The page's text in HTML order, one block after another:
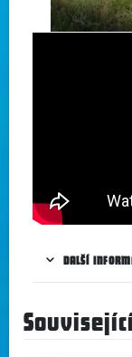
DALŠÍ